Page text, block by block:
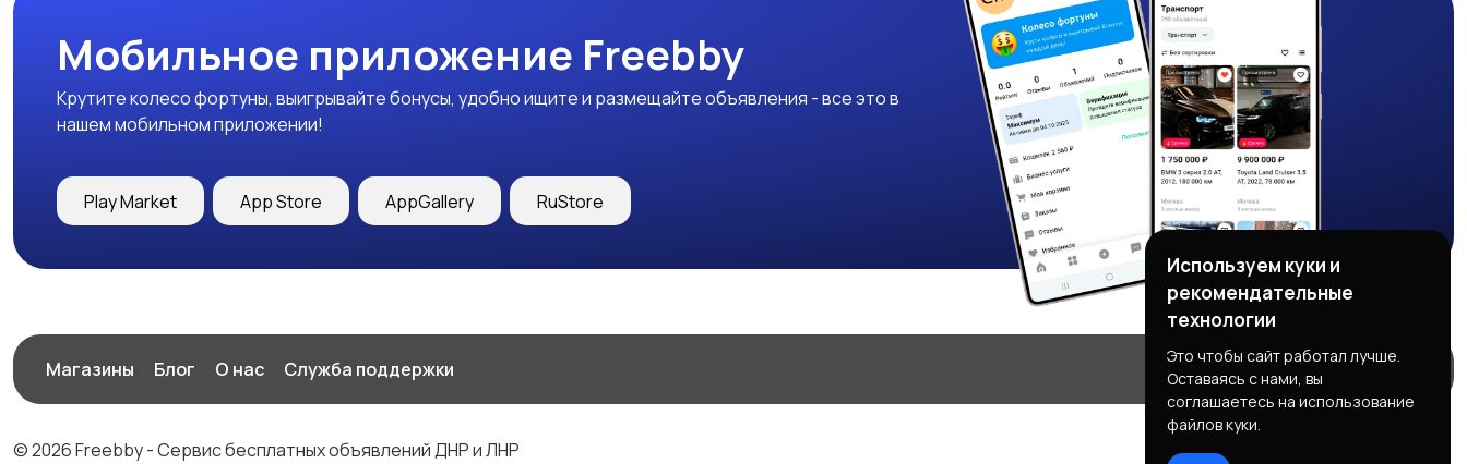
Мобильное приложение Freebby
Крутите колесо фортуны, выигрывайте бонусы, удобно ищите и размещайте объявления - все это в
нашем мобильном приложении!
Play Market App Store AppGallery RuStore
Магазины Блог О нас Служба поддержки
© 2026 Freebby - Сервис бесплатных объявлений ДНР и ЛНР
Используем куки и
рекомендательные
технологии
Это чтобы сайт работал лучше.
Оставаясь с нами, вы
соглашаетесь на использование
файлов куки.